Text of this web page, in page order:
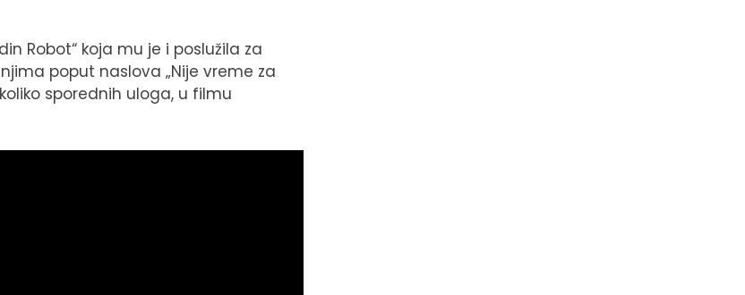
Robot“ koja mu je i poslužila za
poput naslova „Nije vreme za
sporednih uloga, u filmu